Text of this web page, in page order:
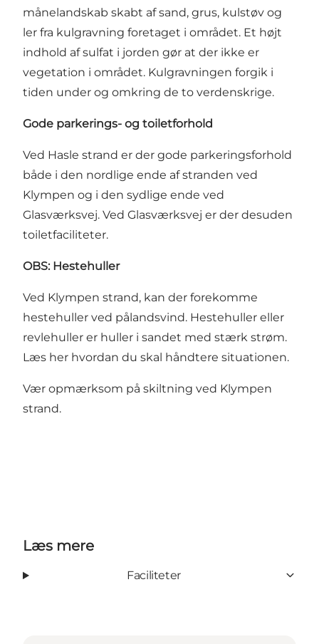
månelandskab skabt af sand, grus, kulstøv og
ler fra kulgravning foretaget i området. Et højt
indhold af sulfat i jorden gør at der ikke er
vegetation i området. Kulgravningen forgik i
tiden under og omkring de to verdenskrige.
Gode parkerings- og toiletforhold
Ved Hasle strand er der gode parkeringsforhold
både i den nordlige ende af stranden ved
Klympen og i den sydlige ende ved
Glasværksvej. Ved Glasværksvej er der desuden
toiletfaciliteter.
OBS: Hestehuller
Ved Klympen strand, kan der forekomme
hestehuller ved pålandsvind. Hestehuller eller
revlehuller er huller i sandet med stærk strøm.
Læs her hvordan du skal håndtere situationen.
Vær opmærksom på skiltning ved Klympen
strand.
Læs mere
Faciliteter